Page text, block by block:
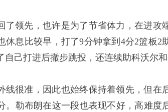
了领先，也许是为了节省体力，在进攻
休息比较早，打了9分钟拿到4分2篮板2
自己打进后撤步跳投，还连续助科沃尔和
线很准，因此也始终保持着领先，但在
。勒布朗在这一段也表现不好，高难度